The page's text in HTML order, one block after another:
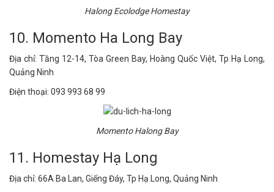
Halong Ecolodge Homestay
10. Momento Ha Long Bay
Địa chỉ: Tầng 12-14, Tòa Green Bay, Hoàng Quốc Việt, Tp Hạ Long,
Quảng Ninh
Điện thoại: 093 993 68 99
Momento Halong Bay
11. Homestay Hạ Long
Địa chỉ: 66A Ba Lan, Giếng Đáy, Tp Hạ Long, Quảng Ninh